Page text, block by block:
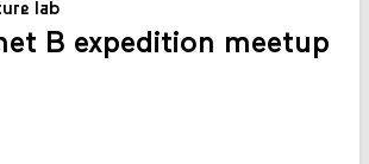
lab
B expedition meetup